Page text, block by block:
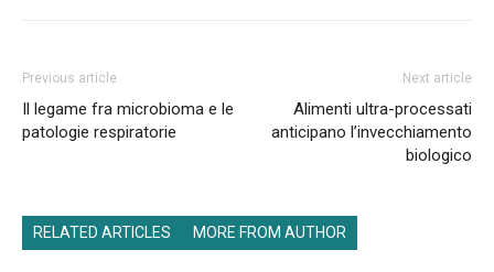
Previous article
Il legame fra microbioma e le
patologie respiratorie
Next article
Alimenti ultra-processati
anticipano l’invecchiamento
biologico
RELATED ARTICLES MORE FROM AUTHOR